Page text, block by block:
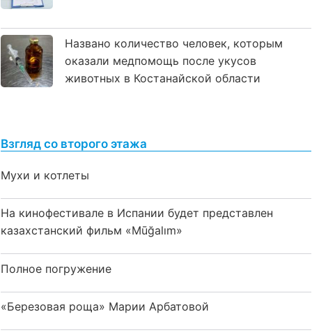
Названо количество человек, которым
оказали медпомощь после укусов
животных в Костанайской области
Взгляд со второго этажа
Мухи и котлеты
На кинофестивале в Испании будет представлен
казахстанский фильм «Mūğalım»
Полное погружение
«Березовая роща» Марии Арбатовой